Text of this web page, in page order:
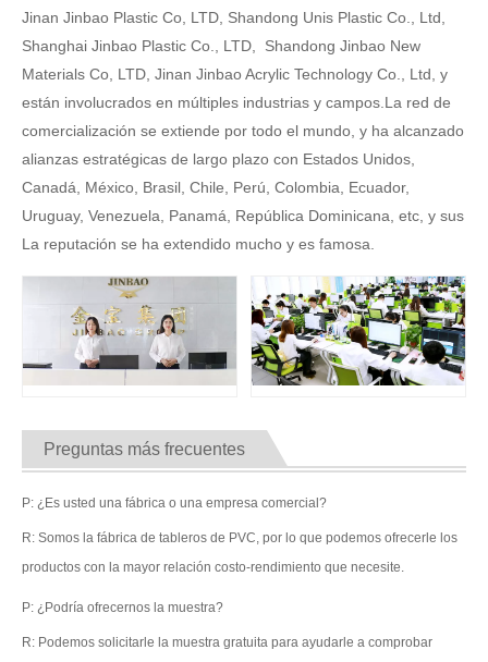
Jinan Jinbao Plastic Co, LTD, Shandong Unis Plastic Co., Ltd,
Shanghai Jinbao Plastic Co., LTD, Shandong Jinbao New
Materials Co, LTD, Jinan Jinbao Acrylic Technology Co., Ltd, y
están involucrados en múltiples industrias y campos.La red de
comercialización se extiende por todo el mundo, y ha alcanzado
alianzas estratégicas de largo plazo con Estados Unidos,
Canadá, México, Brasil, Chile, Perú, Colombia, Ecuador,
Uruguay, Venezuela, Panamá, República Dominicana, etc, y sus
La reputación se ha extendido mucho y es famosa.
Preguntas más frecuentes
P: ¿Es usted una fábrica o una empresa comercial?
R: Somos la fábrica de tableros de PVC, por lo que podemos ofrecerle los
productos con la mayor relación costo-rendimiento que necesite.
P: ¿Podría ofrecernos la muestra?
R: Podemos solicitarle la muestra gratuita para ayudarle a comprobar